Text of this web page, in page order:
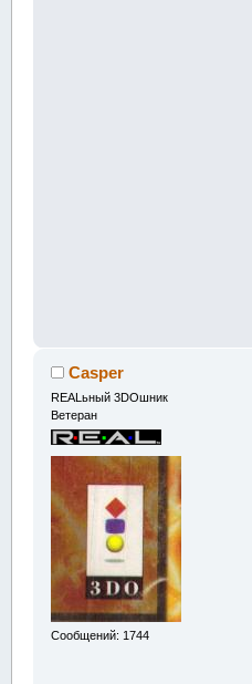
Casper
REALьный 3DOшник
Ветеран
Сообщений: 1744